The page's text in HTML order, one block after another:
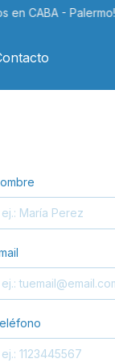
CABA - Palermo!